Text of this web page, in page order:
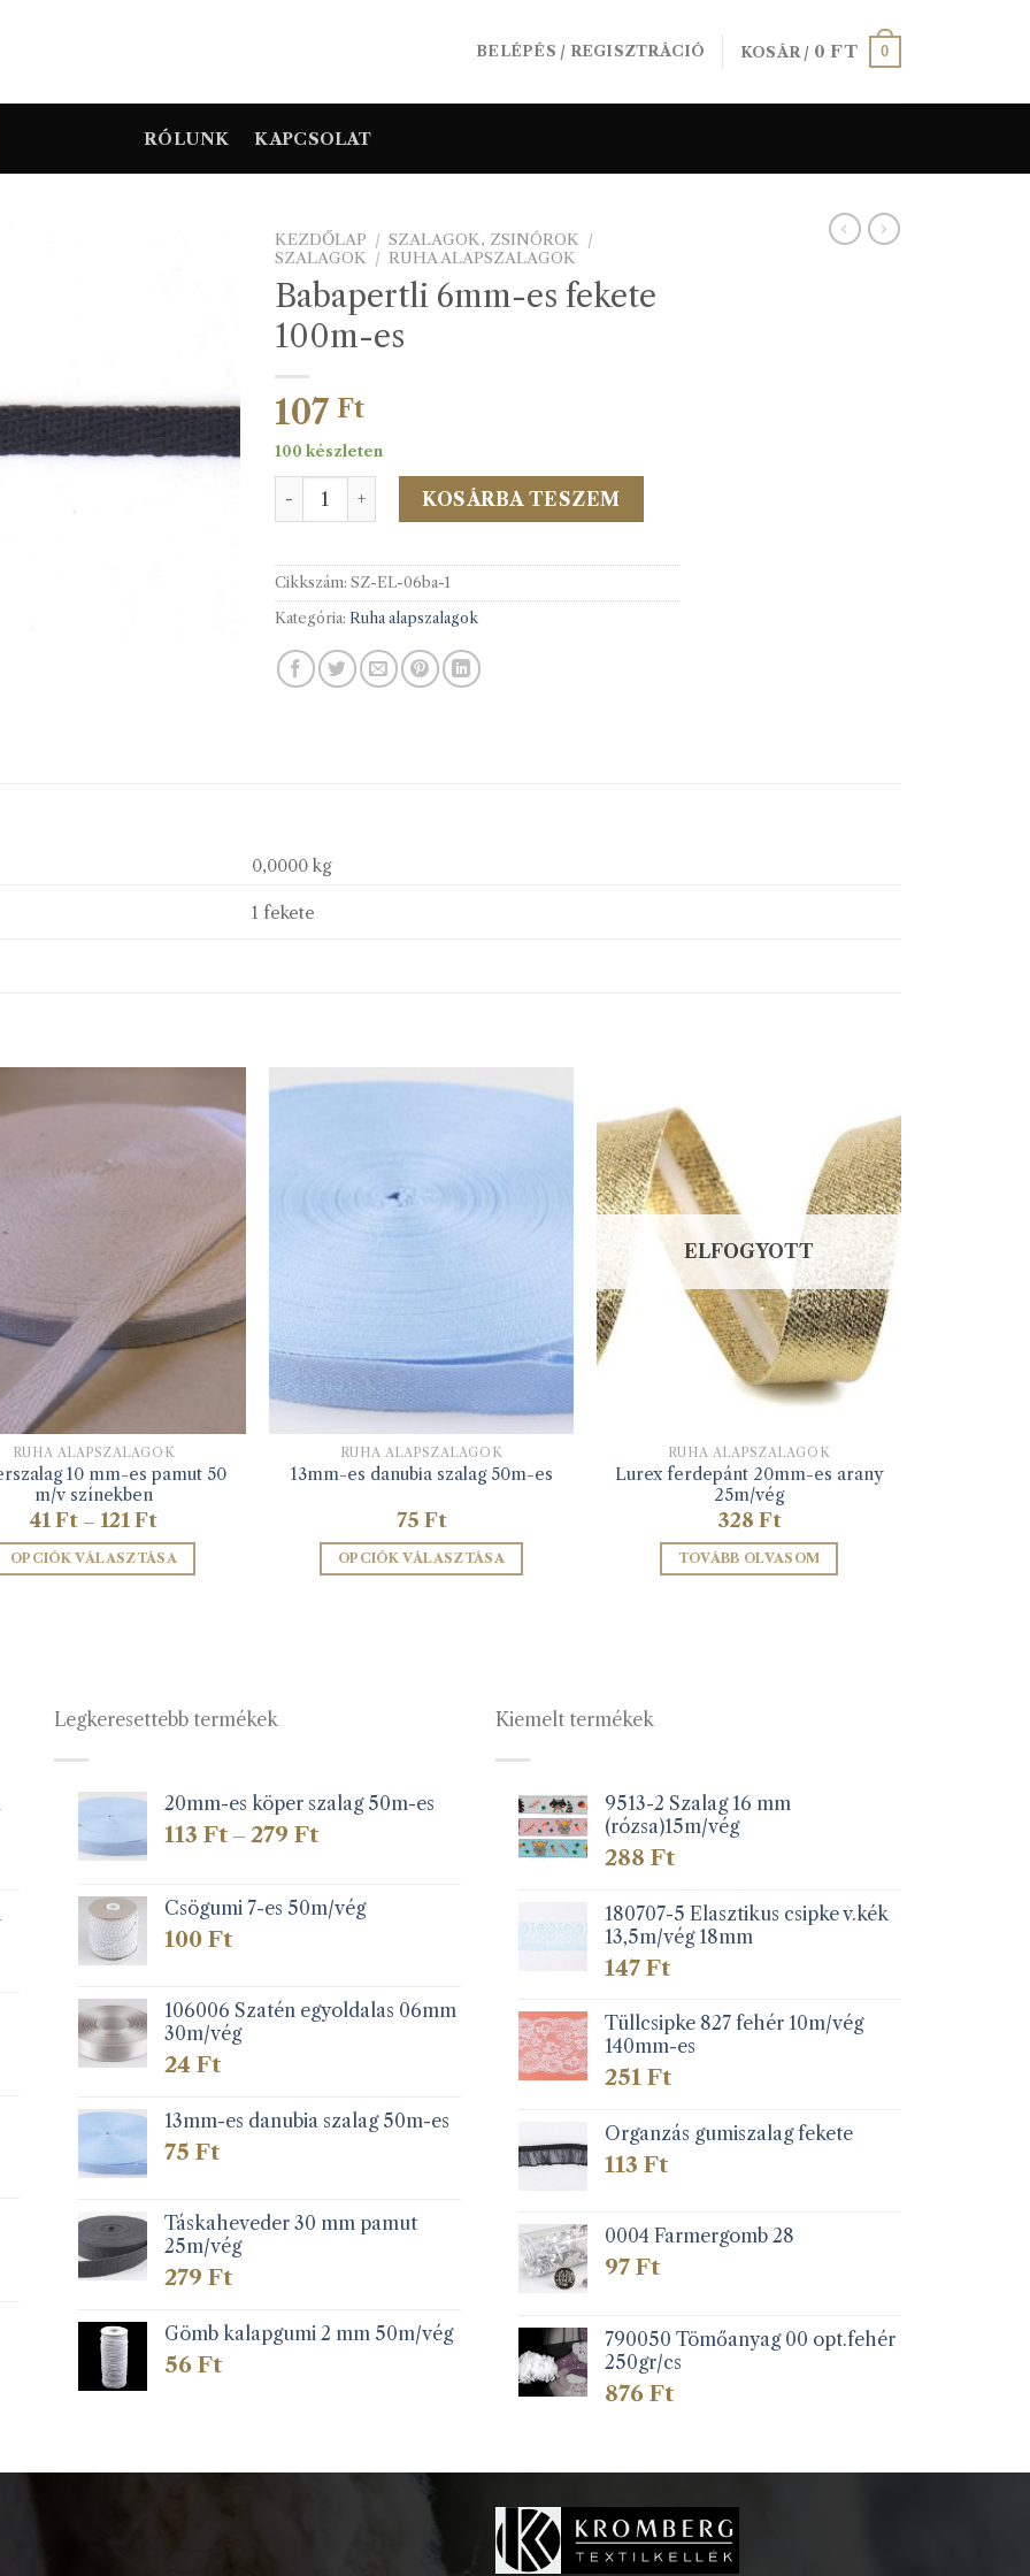
BELÉPÉS / REGISZTRÁCIÓ KOSÁR / 0FT 0
RÓLUNK KAPCSOLAT
KEZDŐLAP / SZALAGOK, ZSINÓROK /
SZALAGOK / RUHA ALAPSZALAGOK
Babapertli 6mm-es fekete
100m-es
107 Ft
100 készleten
Babapertli 6mm-es fekete 100m-es mennyiség
KOSÁRBA TESZEM
Cikkszám: SZ-EL-06ba-1
Kategória: Ruha alapszalagok
0,0000 kg
1 fekete
RUHA ALAPSZALAGOK
10 mm-es pamut 50
m/v színekben
41 Ft – 121 FtÁrtartomány:
41 Ft
-
121 Ft
OPCIÓK VÁLASZTÁSA
van.
a
termékoldalon
választhatók
RUHA ALAPSZALAGOK
13mm-es danubia szalag 50m-es
75 Ft
OPCIÓK VÁLASZTÁSA
a
termékoldalon
választhatók
ELFOGYOTT
RUHA ALAPSZALAGOK
Lurex ferdepánt 20mm-es arany
25m/vég
328 Ft
TOVÁBB OLVASOM
Legkeresettebb termékek
20mm-es köper szalag 50m-es
113Ft – 279FtÁrtartomány:
279 Ft
Csögumi 7-es 50m/vég
100Ft
106006 Szatén egyoldalas 06mm
30m/vég
24Ft
13mm-es danubia szalag 50m-es
75Ft
Táskaheveder 30 mm pamut
25m/vég
279Ft
Gömb kalapgumi 2 mm 50m/vég
56Ft
Kiemelt termékek
9513-2 Szalag 16 mm
(rózsa)15m/vég
288Ft
180707-5 Elasztikus csipke v.kék
13,5m/vég 18mm
147Ft
Tüllcsipke 827 fehér 10m/vég
140mm-es
251Ft
Organzás gumiszalag fekete
113Ft
0004 Farmergomb 28
97Ft
790050 Tömőanyag 00 opt.fehér
250gr/cs
876Ft